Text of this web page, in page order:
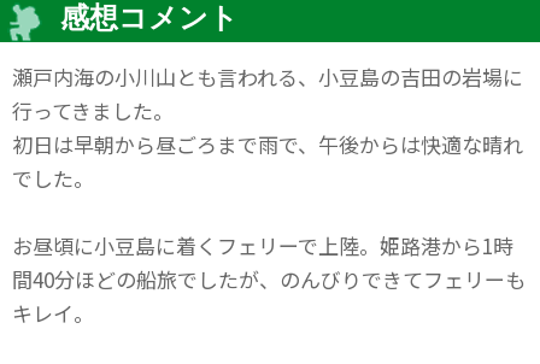
感想コメント
瀬戸内海の小川山とも言われる、小豆島の吉田の岩場に
行ってきました。
初日は早朝から昼ごろまで雨で、午後からは快適な晴れ
でした。
お昼頃に小豆島に着くフェリーで上陸。姫路港から1時
間40分ほどの船旅でしたが、のんびりできてフェリーも
キレイ。